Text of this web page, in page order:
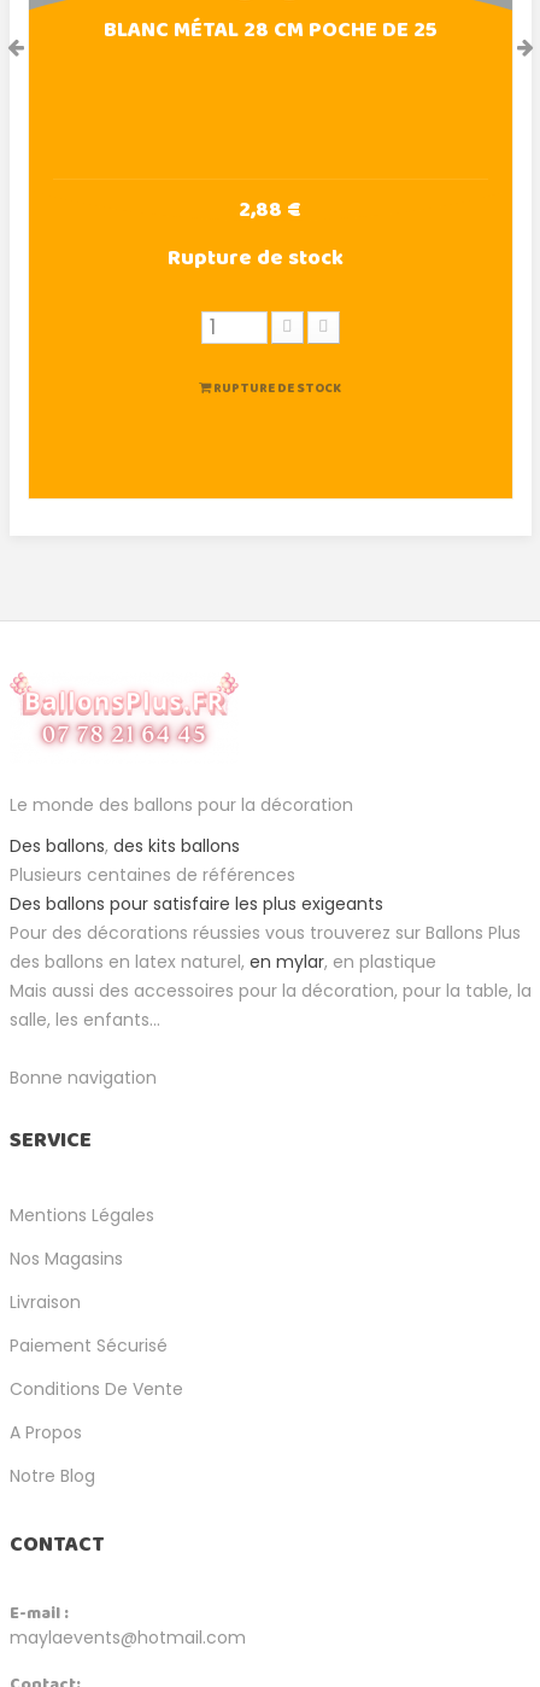
BLANC MÉTAL 28 CM POCHE DE 25
2,88 €
Rupture de stock
RUPTURE DE STOCK
Le monde des ballons pour la décoration
Des ballons, des kits ballons
Plusieurs centaines de références
Des ballons pour satisfaire les plus exigeants
Pour des décorations réussies vous trouverez sur Ballons Plus
des ballons en latex naturel, en mylar, en plastique
Mais aussi des accessoires pour la décoration, pour la table, la
salle, les enfants...
Bonne navigation
SERVICE
Mentions Légales
Nos Magasins
Livraison
Paiement Sécurisé
Conditions De Vente
A Propos
Notre Blog
CONTACT
E-mail :
maylaevents@hotmail.com